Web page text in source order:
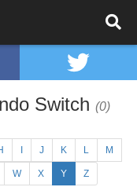
Switch (0)
J K L M
W X Y Z